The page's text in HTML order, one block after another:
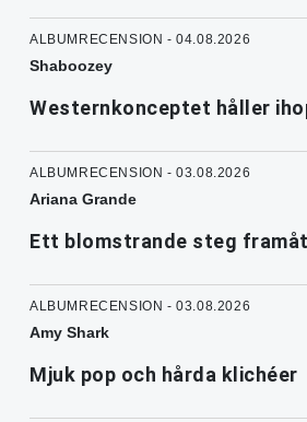
ALBUMRECENSION - 04.08.2026
Shaboozey
Westernkonceptet håller
ALBUMRECENSION - 03.08.2026
Ariana Grande
Ett blomstrande steg framåt
ALBUMRECENSION - 03.08.2026
Amy Shark
Mjuk pop och hårda klichéer